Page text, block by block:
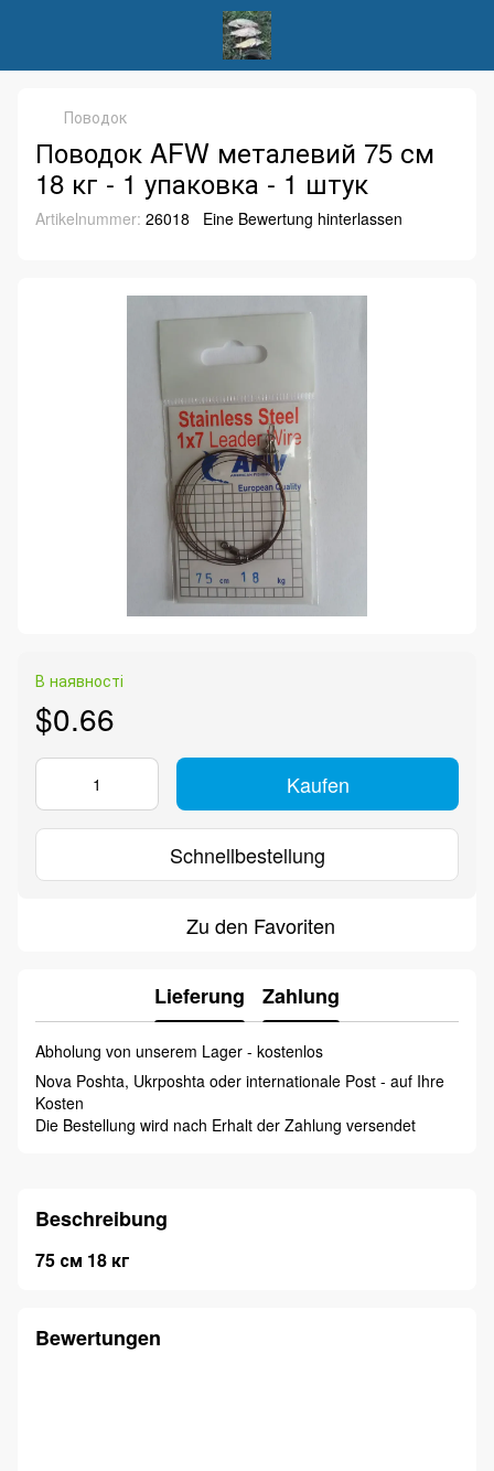
Поводок
Поводок AFW металевий 75 см
18 кг - 1 упаковка - 1 штук
Artikelnummer: 26018 Eine Bewertung hinterlassen
В наявності
$0.66
Kaufen
Schnellbestellung
Zu den Favoriten
Lieferung Zahlung
Abholung von unserem Lager - kostenlos
Nova Poshta, Ukrposhta oder internationale Post - auf Ihre
Kosten
Die Bestellung wird nach Erhalt der Zahlung versendet
Beschreibung
75 см 18 кг
Bewertungen